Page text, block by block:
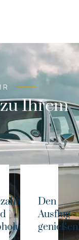
Ihrem
Den
Ausflug